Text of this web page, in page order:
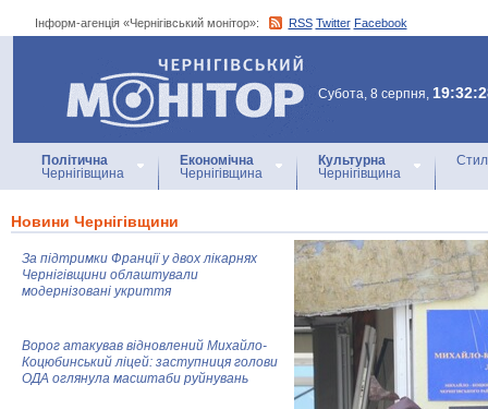
Інформ-агенція «Чернігівський монітор»: RSS Twitter Facebook
Інформ-агенція
«Чернігівський монітор»
Субота, 8 серпня,
Політична
Чернігівщина
Економічна
Чернігівщина
Культурна
Чернігівщина
Новини Чернігівщини
За підтримки Франції у двох лікарнях
Чернігівщини облаштували
модернізовані укриття
Ворог атакував відновлений Михайло-
Коцюбинський ліцей: заступниця голови
ОДА оглянула масштаби руйнувань